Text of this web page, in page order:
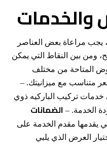
والخدمات
يجب مراعاة بعض العناصر
ومن بين النقاط التي يمكن
المتاحة من مختلف
متناسب مع ميزانيتك. –
تركيب الباركيه ذوي
الخدمة. – الضمانات
يقدمها مقدم الخدمة على
العرض الذي يلبي